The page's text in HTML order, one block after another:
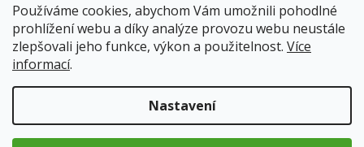
Používáme cookies, abychom Vám umožnili pohodlné
prohlížení webu a díky analýze provozu webu neustále
zlepšovali jeho funkce, výkon a použitelnost. Více
informací.
Nastavení
Skladem 13.8.2026
183 Kč
Přidat do košíku